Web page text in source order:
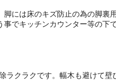
には床のキズ防止の為の脚裏
でキッチンカウンター等の下
ラクラクです。幅木も避けて壁